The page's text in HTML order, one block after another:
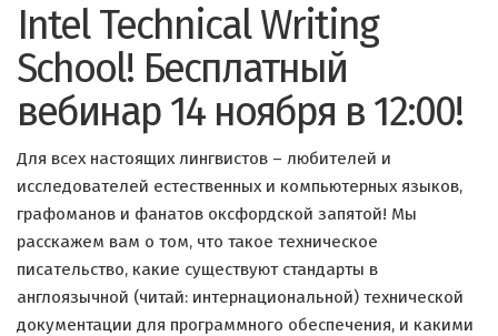
Intel Technical Writing
School! Бесплатный
вебинар 14 ноября в 12:00!
Для всех настоящих лингвистов – любителей и
исследователей естественных и компьютерных языков,
графоманов и фанатов оксфордской запятой! Мы
расскажем вам о том, что такое техническое
писательство, какие существуют стандарты в
англоязычной (читай: интернациональной) технической
документации для программного обеспечения, и какими